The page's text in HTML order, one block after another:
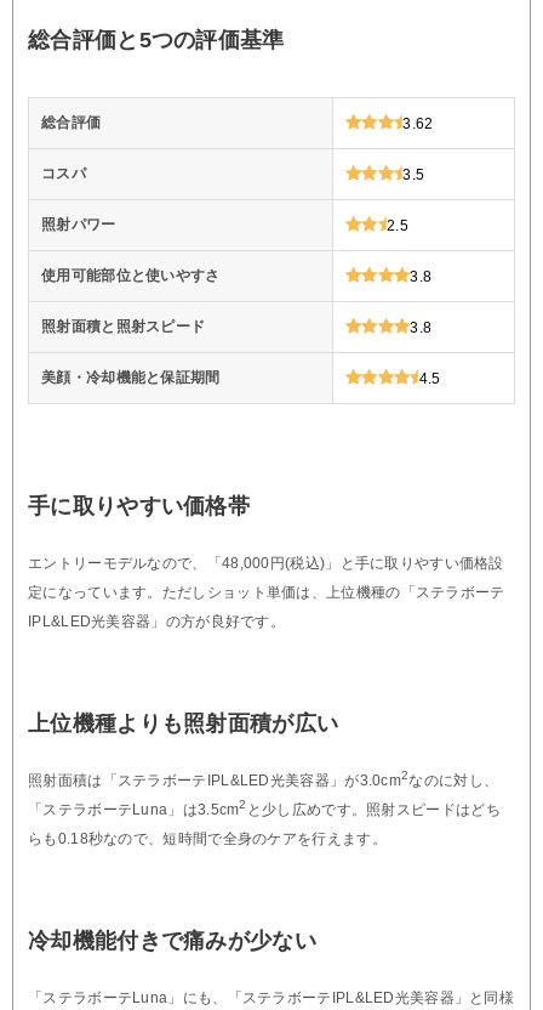
総合評価と5つの評価基準
総合評価 3.62
コスパ 3.5
照射パワー 2.5
使用可能部位と使いやすさ 3.8
照射面積と照射スピード 3.8
美顔・冷却機能と保証期間 4.5
手に取りやすい価格帯
エントリーモデルなので、「48,000円(税込)」と手に取りやすい価格設
定になっています。ただしショット単価は、上位機種の「ステラボーテ
IPL&LED光美容器」の方が良好です。
上位機種よりも照射面積が広い
照射面積は「ステラボーテIPL&LED光美容器」が3.0cm2なのに対し、
「ステラボーテLuna」は3.5cm2 と少し広めです。照射スピードはどち
らも0.18秒なので、短時間で全身のケアを行えます。
冷却機能付きで痛みが少ない
「ステラボーテLuna」にも、「ステラボーテIPL&LED光美容器」と同様